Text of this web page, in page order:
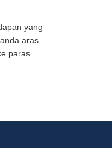
yang
aras
paras